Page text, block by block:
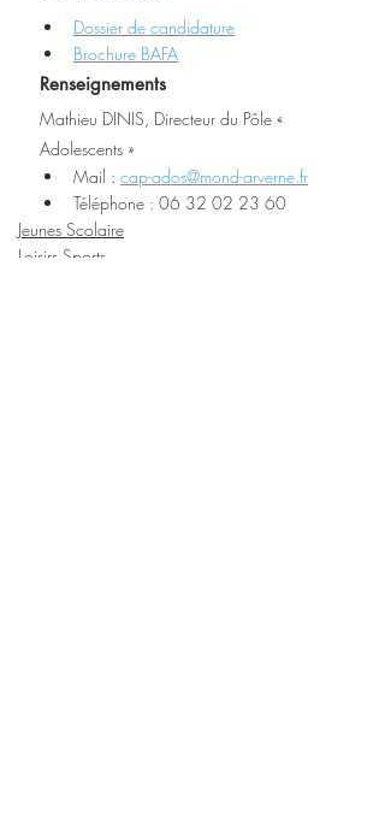
Dossier de candidature
Brochure BAFA
Renseignements
Mathieu DINIS, Directeur du Pôle «
Adolescents »
Mail : cap-ados@mond-arverne.fr
Téléphone : 06 32 02 23 60
Jeunes Scolaire
Loisirs Sports